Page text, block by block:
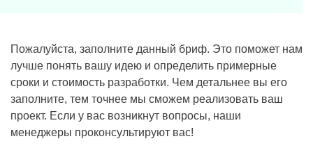
Пожалуйста, заполните данный бриф. Это поможет нам
лучше понять вашу идею и определить примерные
сроки и стоимость разработки. Чем детальнее вы его
заполните, тем точнее мы сможем реализовать ваш
проект. Если у вас возникнут вопросы, наши
менеджеры проконсультируют вас!